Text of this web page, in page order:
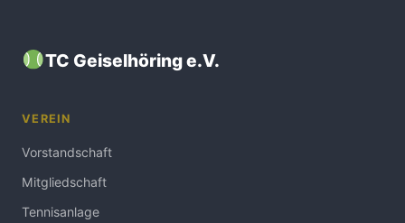
TC Geiselhöring e.V.
VEREIN
Vorstandschaft
Mitgliedschaft
Tennisanlage